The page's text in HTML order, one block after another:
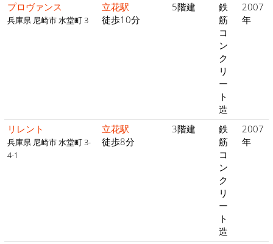
プロヴァンス
兵庫県 尼崎市 水堂町 3
立花駅
徒歩10分
5階建
鉄
筋
コ
ン
ク
リ
ー
ト
造
2007
年
リレント
兵庫県 尼崎市 水堂町 3-
4-1
立花駅
徒歩8分
3階建
鉄
筋
コ
ン
ク
リ
ー
ト
造
2007
年